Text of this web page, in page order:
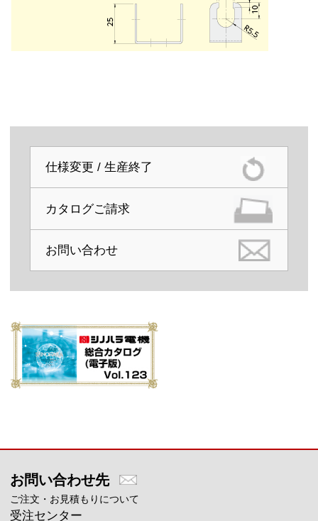
仕様変更 / 生産終了
カタログご請求
お問い合わせ
お問い合わせ先
ご注文・お見積もりについて
受注センター